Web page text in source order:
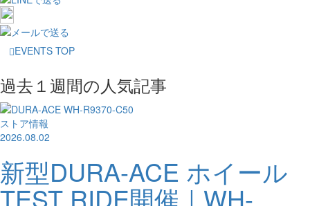
EVENTS TOP
過去１週間の人気記事
ストア情報
2026.08.02
新型DURA-ACE ホイール
TEST RIDE開催｜WH-